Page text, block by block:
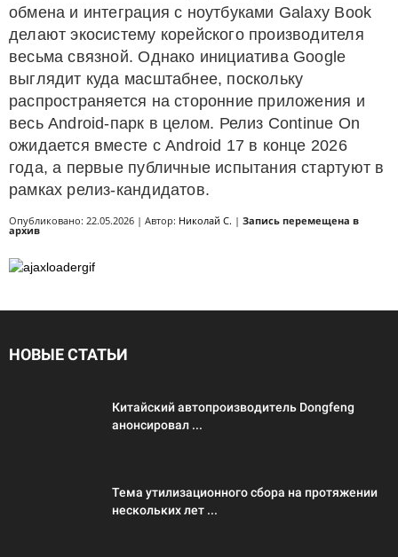
обмена и интеграция с ноутбуками Galaxy Book
делают экосистему корейского производителя
весьма связной. Однако инициатива Google
выглядит куда масштабнее, поскольку
распространяется на сторонние приложения и
весь Android-парк в целом. Релиз Continue On
ожидается вместе с Android 17 в конце 2026
года, а первые публичные испытания стартуют в
рамках релиз-кандидатов.
Опубликовано: 22.05.2026 | Автор: Николай С. | Запись перемещена в
архив
НОВЫЕ СТАТЬИ
Китайский автопроизводитель Dongfeng
анонсировал ...
Тема утилизационного сбора на протяжении
нескольких лет ...